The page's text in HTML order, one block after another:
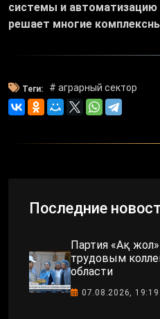
системы и автоматизацию
решает многие
Теги: # аграрный сектор
Последние
Партия «Ақ
трудовым
области
07.08.2026, 19:19